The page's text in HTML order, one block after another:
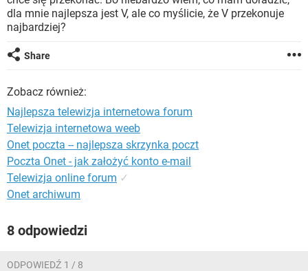
WINDOWS 10
SPOTIFY NETFLIX
INSTAGRAM
WINDOWS 10
dla mnie najlepsza jest V, ale co myślicie, że V przekonuje
najbardziej?
Share
Zobacz również:
Najlepsza telewizja internetowa forum
Telewizja internetowa weeb
Onet poczta -- najlepsza skrzynka poczt
Poczta Onet - jak założyć konto e-mail
Telewizja online forum ✓
Onet archiwum
8 odpowiedzi
ODPOWIEDŹ 1 / 8